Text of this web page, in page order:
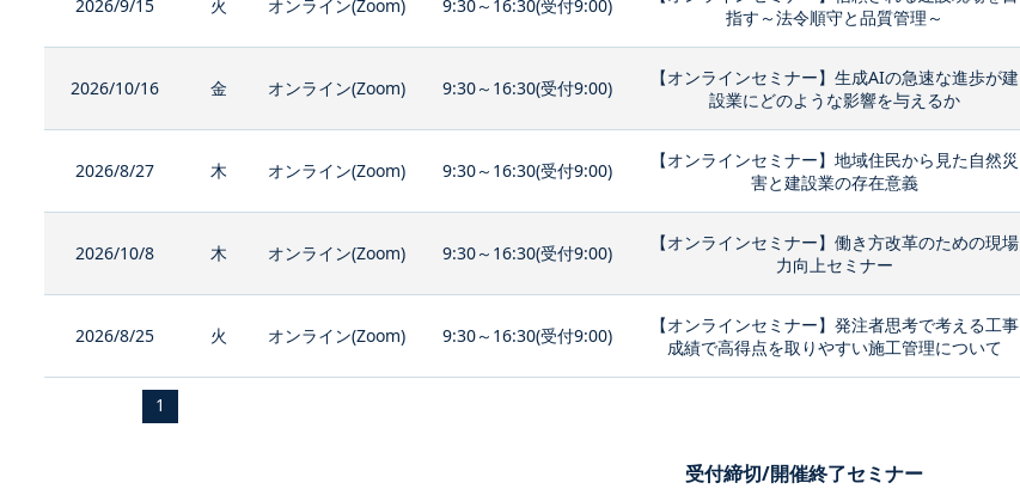
2026/9/15 火 オンライン(Zoom) 9:30～16:30(受付9:00)
指す～法令順守と品質管理～
2026/10/16 金 オンライン(Zoom) 9:30～16:30(受付9:00)
【オンラインセミナー】生成AIの急速な進歩が建
設業にどのような影響を与えるか
2026/8/27 木 オンライン(Zoom) 9:30～16:30(受付9:00)
【オンラインセミナー】地域住民から見た自然災
害と建設業の存在意義
2026/10/8 木 オンライン(Zoom) 9:30～16:30(受付9:00)
【オンラインセミナー】働き方改革のための現場
力向上セミナー
2026/8/25 火 オンライン(Zoom) 9:30～16:30(受付9:00)
【オンラインセミナー】発注者思考で考える工事
成績で高得点を取りやすい施工管理について
1
受付締切/開催終了セミナー